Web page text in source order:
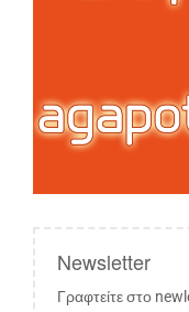
Newsletter
Γραφτείτε στο